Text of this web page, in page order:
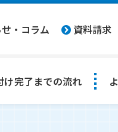
・コラム 資料請求
け完了までの流れ